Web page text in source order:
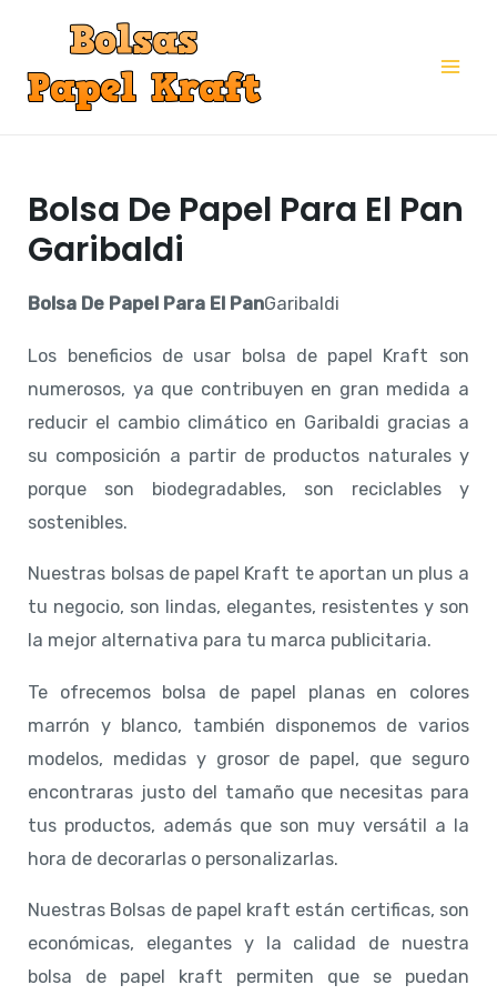
contenido
Bolsa De Papel Para El Pan
Garibaldi
Bolsa De Papel Para El PanGaribaldi
Los beneficios de usar bolsa de papel Kraft son
numerosos, ya que contribuyen en gran medida a
reducir el cambio climático en Garibaldi gracias a
su composición a partir de productos naturales y
porque son biodegradables, son reciclables y
sostenibles.
Nuestras bolsas de papel Kraft te aportan un plus a
tu negocio, son lindas, elegantes, resistentes y son
la mejor alternativa para tu marca publicitaria.
Te ofrecemos bolsa de papel planas en colores
marrón y blanco, también disponemos de varios
modelos, medidas y grosor de papel, que seguro
encontraras justo del tamaño que necesitas para
tus productos, además que son muy versátil a la
hora de decorarlas o personalizarlas.
Nuestras Bolsas de papel kraft están certificas, son
económicas, elegantes y la calidad de nuestra
bolsa de papel kraft permiten que se puedan